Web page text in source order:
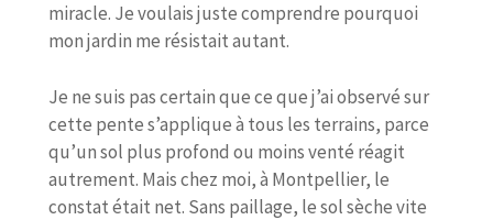
miracle. Je voulais juste comprendre pourquoi
mon jardin me résistait autant.
Je ne suis pas certain que ce que j’ai observé sur
cette pente s’applique à tous les terrains, parce
qu’un sol plus profond ou moins venté réagit
autrement. Mais chez moi, à Montpellier, le
constat était net. Sans paillage, le sol sèche vite